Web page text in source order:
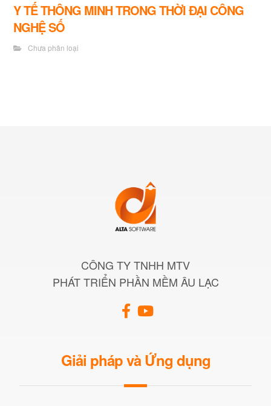
Y TẾ THÔNG MINH TRONG THỜI ĐẠI CÔNG
NGHỆ SỐ
Chưa phân loại
CÔNG TY TNHH MTV
PHÁT TRIỂN PHẦN MỀM ÂU LẠC
Giải pháp và Ứng dụng